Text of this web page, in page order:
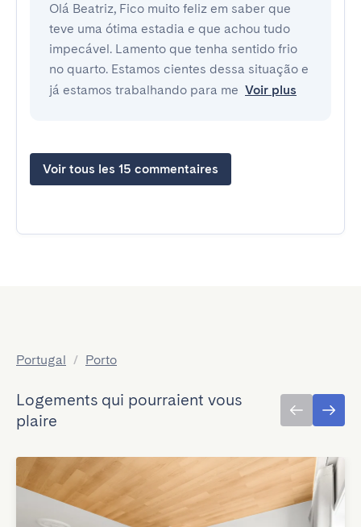
Olá Beatriz, Fico muito feliz em saber que
teve uma ótima estadia e que achou tudo
impecável. Lamento que tenha sentido frio
no quarto. Estamos cientes dessa situação e
já estamos trabalhando para me Voir plus
Voir tous les 15 commentaires
Portugal / Porto
Logements qui pourraient vous
plaire